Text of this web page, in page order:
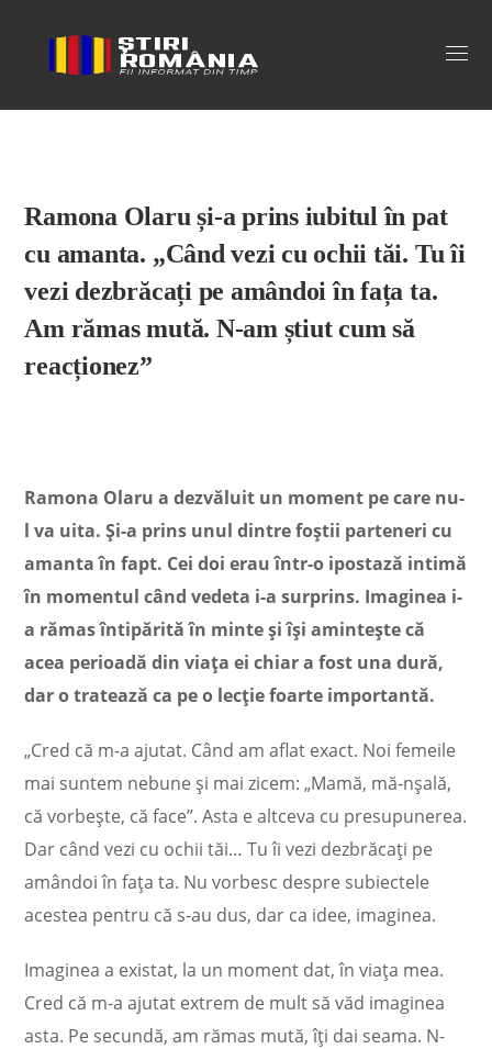
Stiri Romania
Ramona Olaru și-a prins iubitul în pat
cu amanta. „Când vezi cu ochii tăi. Tu îi
vezi dezbrăcați pe amândoi în fața ta.
Am rămas mută. N-am știut cum să
reacționez”
Ramona Olaru a dezvăluit un moment pe care nu-
l va uita. Și-a prins unul dintre foștii parteneri cu
amanta în fapt. Cei doi erau într-o ipostază intimă
în momentul când vedeta i-a surprins. Imaginea i-
a rămas întipărită în minte și își amintește că
acea perioadă din viața ei chiar a fost una dură,
dar o tratează ca pe o lecție foarte importantă.
„Cred că m-a ajutat. Când am aflat exact. Noi femeile
mai suntem nebune și mai zicem: „Mamă, mă-nșală,
că vorbește, că face”. Asta e altceva cu presupunerea.
Dar când vezi cu ochii tăi… Tu îi vezi dezbrăcați pe
amândoi în fața ta. Nu vorbesc despre subiectele
acestea pentru că s-au dus, dar ca idee, imaginea.
Imaginea a existat, la un moment dat, în viața mea.
Cred că m-a ajutat extrem de mult să văd imaginea
asta. Pe secundă, am rămas mută, îți dai seama. N-